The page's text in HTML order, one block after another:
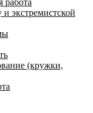
работа
экстремистской
(кружки,